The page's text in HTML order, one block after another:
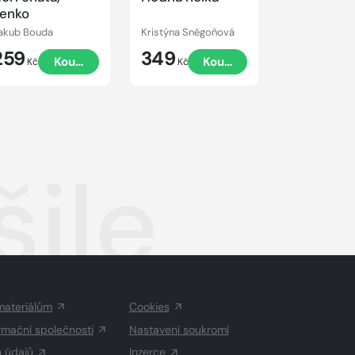
Bouda
Kč Koupit
Kristýna Sněgoňová
349 Kč Koupit
společnosti
Cookies
Nastavení soukromí